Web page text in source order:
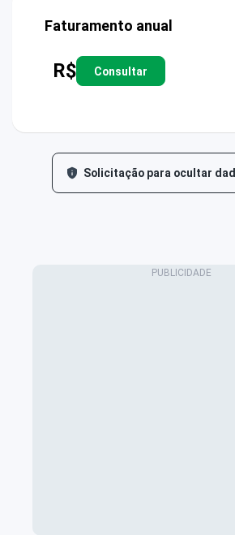
Faturamento anual
R$ Consultar
Solicitação para ocultar